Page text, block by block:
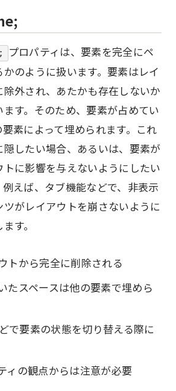
プロパティは、要素を完全にペ
のように扱います。要素はレイ
外され、あたかも存在しないか
す。そのため、要素が占めてい
素によって埋められます。これ
隠したい場合、あるいは、要素が
に影響を与えないようにしたい
えば、タブ機能などで、非表示
がレイアウトを崩さないように
す。
トから完全に削除される
たスペースは他の要素で埋めら
で要素の状態を切り替える際に
ィの観点からは注意が必要